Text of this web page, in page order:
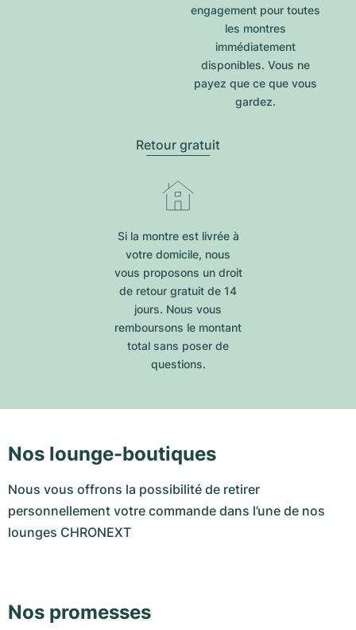
engagement pour toutes
les montres
immédiatement
disponibles. Vous ne
payez que ce que vous
gardez.
Retour gratuit
Si la montre est livrée à
votre domicile, nous
vous proposons un droit
de retour gratuit de 14
jours. Nous vous
remboursons le montant
total sans poser de
questions.
Nos lounge-boutiques
Nous vous offrons la possibilité de retirer
personnellement votre commande dans l’une de nos
lounges CHRONEXT
Nos promesses